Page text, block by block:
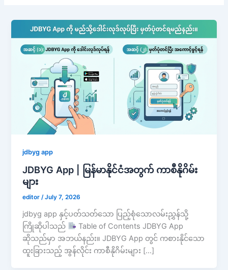
jdbyg app
JDBYG App | မြန်မာနိုင်ငံအတွက် ကာစီနိုဂိမ်း
များ
editor/July 7, 2026
jdbyg app နှင့်ပတ်သတ်သော ပြည့်စုံသောလမ်းညွှန်သို့
ကြိုဆိုပါသည်
Table of Contents JDBYG App
ဆိုသည်မှာ အဘယ်နည်း။ JDBYG App တွင် ကစားနိုင်သော
ထူးခြားသည့် အွန်လိုင်း ကာစီနိုဂိမ်းများ […]